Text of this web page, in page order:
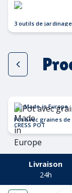
3 outils de jardinage
Made in Europe
Pot avec graines de
CRESS POT
Livraison
24h